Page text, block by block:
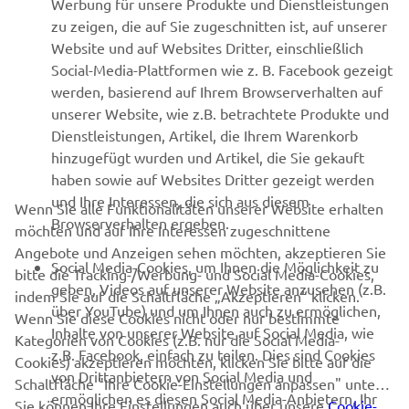
Werbung für unsere Produkte und Dienstleistungen
zu zeigen, die auf Sie zugeschnitten ist, auf unserer
Website und auf Websites Dritter, einschließlich
Social-Media-Plattformen wie z. B. Facebook gezeigt
werden, basierend auf Ihrem Browserverhalten auf
unserer Website, wie z.B. betrachtete Produkte und
Dienstleistungen, Artikel, die Ihrem Warenkorb
hinzugefügt wurden und Artikel, die Sie gekauft
haben sowie auf Websites Dritter gezeigt werden
und Ihre Interessen, die sich aus diesem
Browserverhalten ergeben.
Social Media-Cookies, um Ihnen die Möglichkeit zu
geben, Videos auf unserer Website anzusehen (z.B.
über YouTube) und um Ihnen auch zu ermöglichen,
Inhalte von unserer Website auf Social Media, wie
z.B. Facebook, einfach zu teilen. Dies sind Cookies
von Drittanbietern von Social Media und
ermöglichen es diesen Social Media-Anbietern, Ihr
Wenn Sie alle Funktionalitäten unserer Website erhalten
möchten und auf Ihre Interessen zugeschnittene
Angebote und Anzeigen sehen möchten, akzeptieren Sie
bitte die Tracking-/Werbung- und Social Media-Cookies,
indem Sie auf die Schaltfläche „Akzeptieren“ klicken.
Wenn Sie diese Cookies nicht oder nur bestimmte
Kategorien von Cookies (z.B. nur die Social Media-
Cookies) akzeptieren möchten, klicken Sie bitte auf die
Schaltfläche "Ihre Cookie-Einstellungen anpassen" unten.
Sie können Ihre Einstellungen auch über unsereCookie-